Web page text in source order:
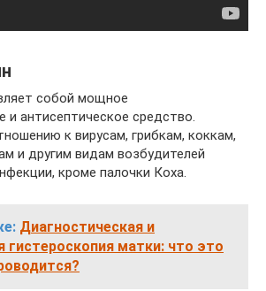
собой мощное
антисептическое средство.
к вирусам, грибкам, коккам,
и другим видам возбудителей
кроме палочки Коха.
Диагностическая и
гистероскопия матки: что это